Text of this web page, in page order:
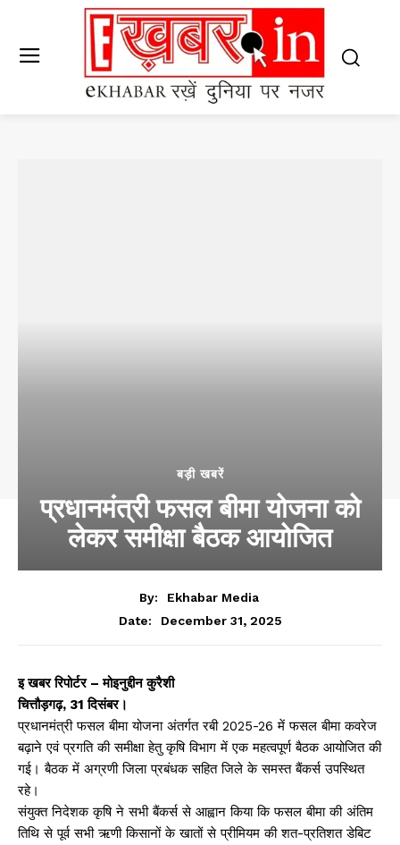
बड़ी खबरें
प्रधानमंत्री फसल बीमा योजना को
लेकर समीक्षा बैठक आयोजित
By:
Ekhabar Media
Date:
December 31, 2025
इ खबर रिपोर्टर – मोइनुद्दीन कुरैशी
चित्तौड़गढ़, 31 दिसंबर।
प्रधानमंत्री फसल बीमा योजना अंतर्गत रबी 2025-26 में फसल बीमा कवरेज
बढ़ाने एवं प्रगति की समीक्षा हेतु कृषि विभाग में एक महत्वपूर्ण बैठक आयोजित की
गई। बैठक में अग्रणी जिला प्रबंधक सहित जिले के समस्त बैंकर्स उपस्थित
रहे।
संयुक्त निदेशक कृषि ने सभी बैंकर्स से आह्वान किया कि फसल बीमा की अंतिम
तिथि से पूर्व सभी ऋणी किसानों के खातों से प्रीमियम की शत-प्रतिशत डेबिट